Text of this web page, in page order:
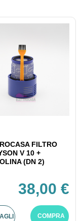
FILTRO
V 10 +
(DN 2)
38,00 €
COMPRA